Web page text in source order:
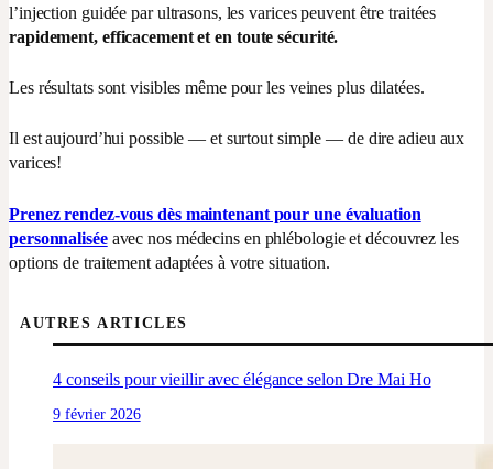
l’injection guidée par ultrasons, les varices peuvent être traitées
rapidement, efficacement et en toute sécurité.
Les résultats sont visibles même pour les veines plus dilatées.
Il est aujourd’hui possible — et surtout simple — de dire adieu aux
varices!
Prenez rendez-vous dès maintenant pour une évaluation
personnalisée avec nos médecins en phlébologie et découvrez les
options de traitement adaptées à votre situation.
AUTRES ARTICLES
4 conseils pour vieillir avec élégance selon Dre Mai Ho
9 février 2026